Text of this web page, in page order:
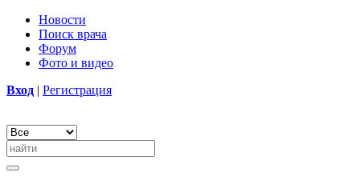
Новости
Поиск врача
Форум
Фото и видео
Вход | Регистрация